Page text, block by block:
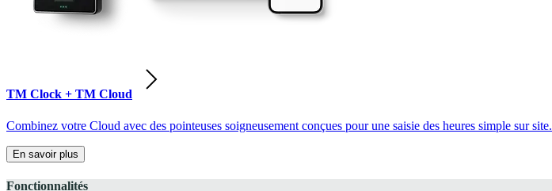
TM Clock + TM Cloud
Combinez votre Cloud avec des pointeuses soigneusement conçues pour une saisie des heures simple sur site.
En savoir plus
Fonctionnalités